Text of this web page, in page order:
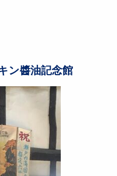
ン醬油記念館